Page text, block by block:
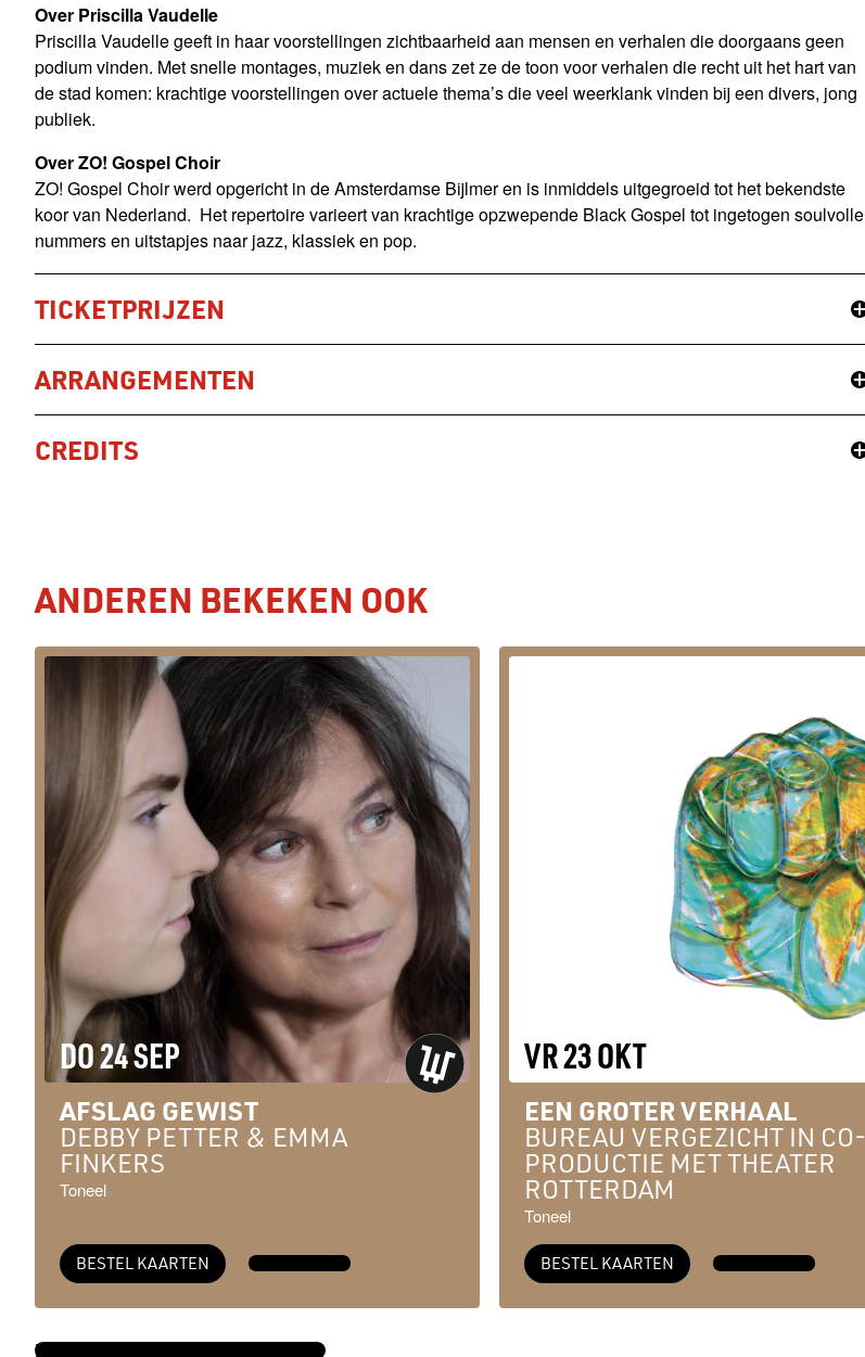
Over Priscilla Vaudelle
Priscilla Vaudelle geeft in haar voorstellingen zichtbaarheid aan mensen en verhalen die doorgaans geen
podium vinden. Met snelle montages, muziek en dans zet ze de toon voor verhalen die recht uit het hart van
de stad komen: krachtige voorstellingen over actuele thema’s die veel weerklank vinden bij een divers, jong
publiek.
Over ZO! Gospel Choir
ZO! Gospel Choir werd opgericht in de Amsterdamse Bijlmer en is inmiddels uitgegroeid tot het bekendste
koor van Nederland. Het repertoire varieert van krachtige opzwepende Black Gospel tot ingetogen soulvolle
nummers en uitstapjes naar jazz, klassiek en pop.
TICKETPRIJZEN
ARRANGEMENTEN
CREDITS
ANDEREN BEKEKEN OOK
DO 24 SEP
AFSLAG GEWIST
DEBBY PETTER & EMMA
FINKERS
Toneel
BESTEL KAARTEN MEER INFO →
VR 23 OKT
EEN GROTER VERHAAL
BUREAU VERGEZICHT IN CO-
PRODUCTIE MET THEATER
ROTTERDAM
Toneel
BESTEL KAARTEN MEER INFO →
BEKIJK DE VOLLEDIGE AGENDA →